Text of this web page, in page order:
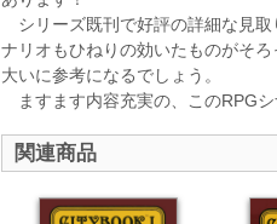
シリーズ既刊で好評の詳細な見取
ナリオもひねりの効いたものがそ
大いに参考になるでしょう。
ますます内容充実の、このRPGシ
関連商品